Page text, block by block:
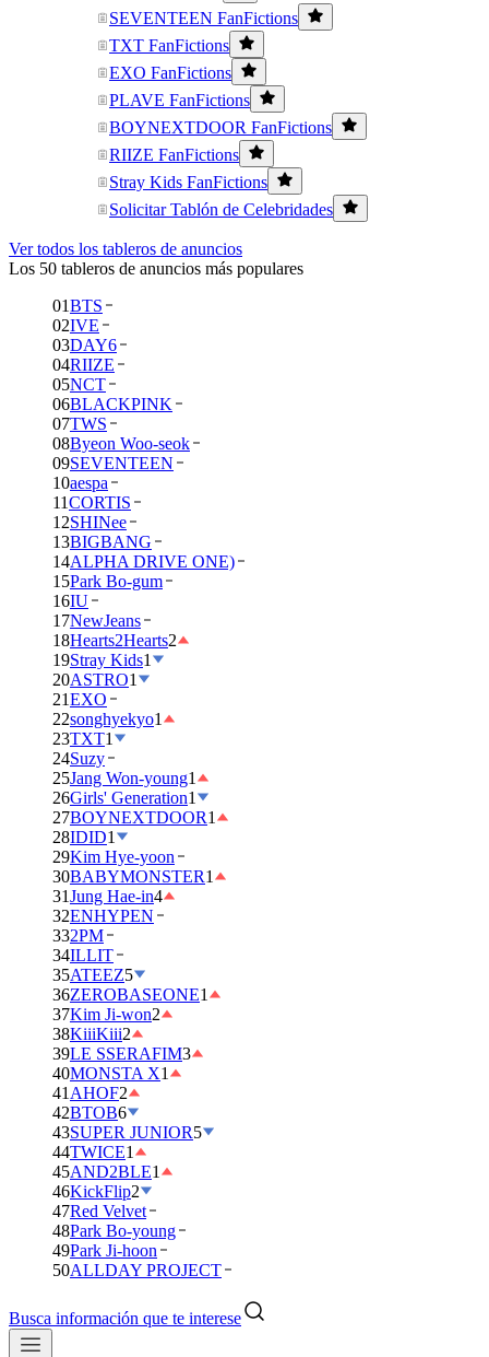
SEVENTEEN FanFictions
TXT FanFictions
EXO FanFictions
PLAVE FanFictions
BOYNEXTDOOR FanFictions
RIIZE FanFictions
Stray Kids FanFictions
Solicitar Tablón de Celebridades
Ver todos los tableros de anuncios
Los 50 tableros de anuncios más populares
01BTS
02IVE
03DAY6
04RIIZE
05NCT
06BLACKPINK
07TWS
08Byeon Woo-seok
09SEVENTEEN
10aespa
11CORTIS
12SHINee
13BIGBANG
14ALPHA DRIVE ONE)
15Park Bo-gum
16IU
17NewJeans
18Hearts2Hearts2
19Stray Kids1
20ASTRO1
21EXO
22songhyekyo1
23TXT1
24Suzy
25Jang Won-young1
26Girls' Generation1
27BOYNEXTDOOR1
28IDID1
29Kim Hye-yoon
30BABYMONSTER1
31Jung Hae-in4
32ENHYPEN
332PM
34ILLIT
35ATEEZ5
36ZEROBASEONE1
37Kim Ji-won2
38KiiiKiii2
39LE SSERAFIM3
40MONSTA X1
41 AHOF2
42BTOB6
43SUPER JUNIOR5
44TWICE1
45AND2BLE1
46KickFlip2
47Red Velvet
48Park Bo-young
49Park Ji-hoon
50ALLDAY PROJECT
Busca información que te interese